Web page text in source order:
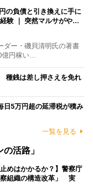
の負債と引き換えに手に
験 ｜ 突然マルサがや…
ー・磯貝清明氏の著書
億円稼い…
種銭は差し押さえを免れ
日5万円超の延滞税が積み
一覧を見る
活路」
めはかかるか？】警察庁
組織の構造改革」 実